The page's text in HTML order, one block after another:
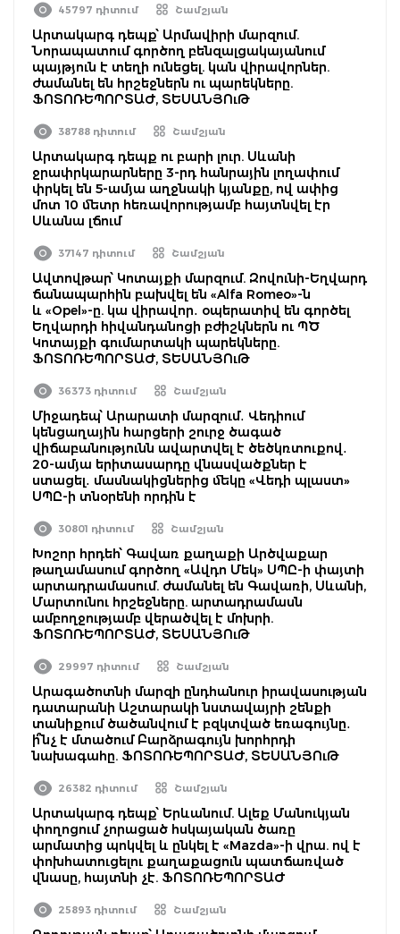
45797 դիտում Շամշյան
Արտակարգ դեպք՝ Արմավիրի մարզում.
Նորապատում գործող բենզալցակայանում
պայթյուն է տեղի ունեցել. կան վիրավորներ.
ժամանել են հրշեջներն ու պարեկները.
ՖՈՏՈՌԵՊՈՐՏԱԺ, ՏԵՍԱՆՅՈւԹ
38788 դիտում Շամշյան
Արտակարգ դեպք ու բարի լուր. Սևանի
ջրափրկարարները 3-րդ հանրային լողափում
փրկել են 5-ամյա աղջնակի կյանքը, ով ափից
մոտ 10 մետր հեռավորությամբ հայտնվել էր
Սևանա լճում
37147 դիտում Շամշյան
Ավտովթար՝ Կոտայքի մարզում. Զովունի-Եղվարդ
ճանապարհին բախվել են «Alfa Romeo»-ն
և «Opel»-ը. կա վիրավոր․ օպերատիվ են գործել
Եղվարդի հիվանդանոցի բժիշկներն ու ՊԾ
Կոտայքի գումարտակի պարեկները.
ՖՈՏՈՌԵՊՈՐՏԱԺ, ՏԵՍԱՆՅՈւԹ
36373 դիտում Շամշյան
Միջադեպ՝ Արարատի մարզում․ Վեդիում
կենցաղային հարցերի շուրջ ծագած
վիճաբանությունն ավարտվել է ծեծկռտուքով․
20-ամյա երիտասարդը վնասվածքներ է
ստացել․ մասնակիցներից մեկը «Վեդի պլաստ»
ՍՊԸ-ի տնօրենի որդին է
30801 դիտում Շամշյան
Խոշոր հրդեհ՝ Գավառ քաղաքի Արծվաքար
թաղամասում գործող «Ավդո Մեկ» ՍՊԸ-ի փայտի
արտադրամասում. ժամանել են Գավառի, Սևանի,
Մարտունու հրշեջները. արտադրամասն
ամբողջությամբ վերածվել է մոխրի.
ՖՈՏՈՌԵՊՈՐՏԱԺ, ՏԵՍԱՆՅՈւԹ
29997 դիտում Շամշյան
Արագածոտնի մարզի ընդհանուր իրավասության
դատարանի Աշտարակի նստավայրի շենքի
տանիքում ծածանվում է բզկտված եռագույնը․
ի՞նչ է մտածում Բարձրագույն խորհրդի
նախագահը. ՖՈՏՈՌԵՊՈՐՏԱԺ, ՏԵՍԱՆՅՈւԹ
26382 դիտում Շամշյան
Արտակարգ դեպք՝ Երևանում. Ալեք Մանուկյան
փողոցում չորացած հսկայական ծառը
արմատից պոկվել և ընկել է «Mazda»-ի վրա. ով է
փոխհատուցելու քաղաքացուն պատճառված
վնասը, հայտնի չէ. ՖՈՏՈՌԵՊՈՐՏԱԺ
25893 դիտում Շամշյան